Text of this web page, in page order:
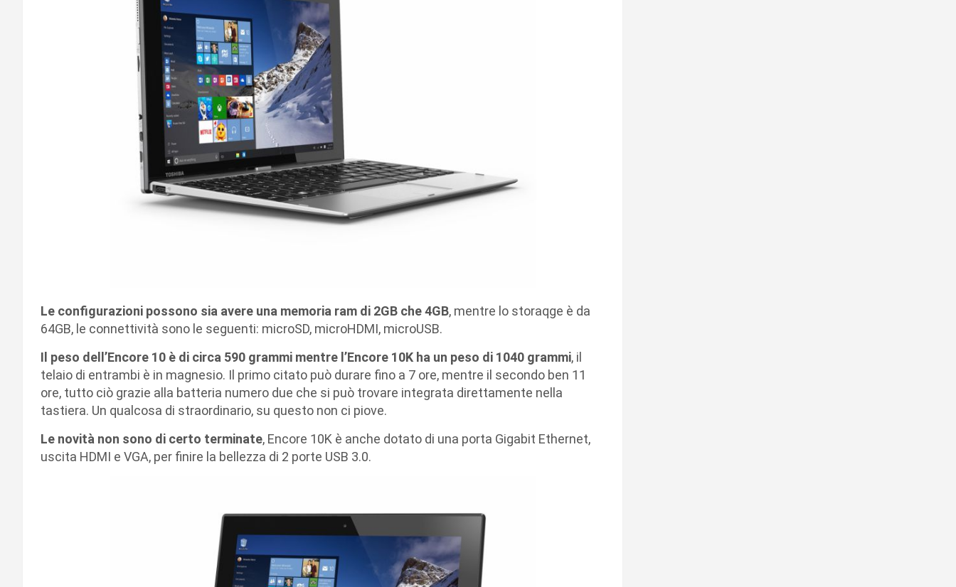
Le configurazioni possono sia avere una memoria ram di 2GB che 4GB, mentre lo storaqge è da
64GB, le connettività sono le seguenti: microSD, microHDMI, microUSB.
Il peso dell’Encore 10 è di circa 590 grammi mentre l’Encore 10K ha un peso di 1040 grammi, il
telaio di entrambi è in magnesio. Il primo citato può durare fino a 7 ore, mentre il secondo ben 11
ore, tutto ciò grazie alla batteria numero due che si può trovare integrata direttamente nella
tastiera. Un qualcosa di straordinario, su questo non ci piove.
Le novità non sono di certo terminate, Encore 10K è anche dotato di una porta Gigabit Ethernet,
uscita HDMI e VGA, per finire la bellezza di 2 porte USB 3.0.